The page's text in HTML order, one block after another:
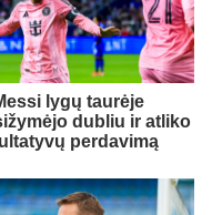
lygų taurėje
dubliu ir atliko
perdavimą